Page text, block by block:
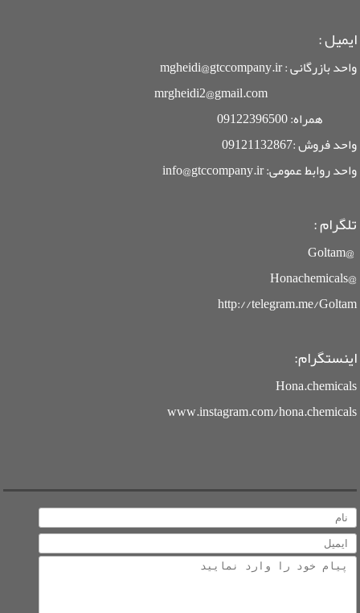
ایمیل:
واحد بازرگانی : mgheidi@gtccompany.ir
mrgheidi2@gmail.com
همراه: 09122396500
واحد فروش :09121132867
واحد روابط عمومی: info@gtccompany.ir
تلگرام :
@Goltam
@Honachemicals
http://telegram.me/Goltam
اینستگرام:
Hona.chemicals
www.instagram.com/hona.chemicals